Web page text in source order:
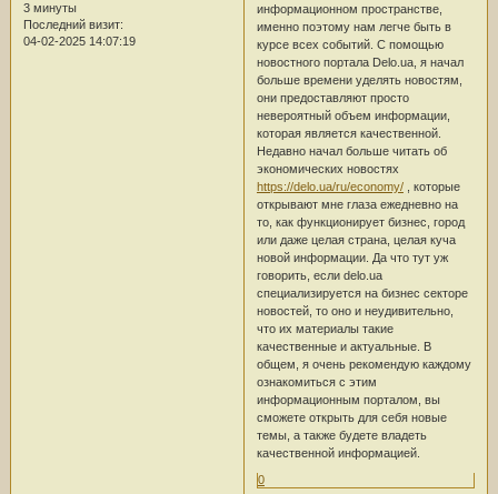
3 минуты
Последний визит:
04-02-2025 14:07:19
информационном пространстве,
именно поэтому нам легче быть в
курсе всех событий. С помощью
новостного портала Delo.ua, я начал
больше времени уделять новостям,
они предоставляют просто
невероятный объем информации,
которая является качественной.
Недавно начал больше читать об
экономических новостях
https://delo.ua/ru/economy/, которые
открывают мне глаза ежедневно на
то, как функционирует бизнес, город
или даже целая страна, целая куча
новой информации. Да что тут уж
говорить, если delo.ua
специализируется на бизнес секторе
новостей, то оно и неудивительно,
что их материалы такие
качественные и актуальные. В
общем, я очень рекомендую каждому
ознакомиться с этим
информационным порталом, вы
сможете открыть для себя новые
темы, а также будете владеть
качественной информацией.
0